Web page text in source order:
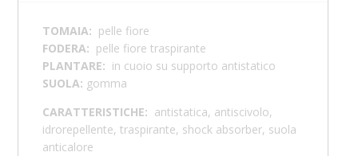
TOMAIA: pelle fiore
FODERA: pelle fiore traspirante
PLANTARE: in cuoio su supporto antistatico
SUOLA: gomma
CARATTERISTICHE: antistatica, antiscivolo,
idrorepellente, traspirante, shock absorber, suola
anticalore